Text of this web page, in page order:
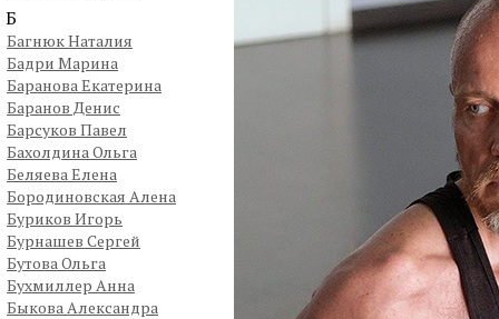
Б
Багнюк Наталия
Бадри Марина
Баранова Екатерина
Баранов Денис
Барсуков Павел
Бахолдина Ольга
Беляева Елена
Бородиновская Алена
Буриков Игорь
Бурнашев Сергей
Бутова Ольга
Бухмиллер Анна
Быкова Александра